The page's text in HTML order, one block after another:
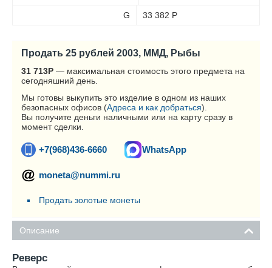
G 33 382 Р
Продать 25 рублей 2003, ММД, Рыбы
31 713Р — максимальная стоимость этого предмета на
сегодняшний день.
Мы готовы выкупить это изделие в одном из наших
безопасных офисов (Адреса и как добраться).
Вы получите деньги наличными или на карту сразу в
момент сделки.
+7(968)436-6660 WhatsApp
moneta@nummi.ru
Продать золотые монеты
Описание
Реверс